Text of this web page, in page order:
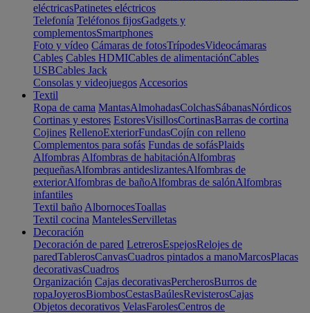
eléctricasPatinetes eléctricos
Telefonía Teléfonos fijosGadgets y
complementosSmartphones
Foto y vídeo Cámaras de fotosTrípodesVideocámaras
Cables Cables HDMICables de alimentaciónCables
USBCables Jack
Consolas y videojuegos Accesorios
Textil
Ropa de cama MantasAlmohadasColchasSábanasNórdicos
Cortinas y estores EstoresVisillosCortinasBarras de cortina
Cojines RellenoExteriorFundasCojín con relleno
Complementos para sofás Fundas de sofásPlaids
Alfombras Alfombras de habitaciónAlfombras
pequeñasAlfombras antideslizantesAlfombras de
exteriorAlfombras de bañoAlfombras de salónAlfombras
infantiles
Textil baño AlbornocesToallas
Textil cocina MantelesServilletas
Decoración
Decoración de pared LetrerosEspejosRelojes de
paredTablerosCanvasCuadros pintados a manoMarcosPlacas
decorativasCuadros
Organización Cajas decorativasPercherosBurros de
ropaJoyerosBiombosCestasBaúlesRevisterosCajas
Objetos decorativos VelasFarolesCentros de